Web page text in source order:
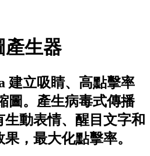
產生器
建立吸睛、高點擊率
圖。產生病毒式傳播
動表情、醒目文字和
，最大化點擊率。